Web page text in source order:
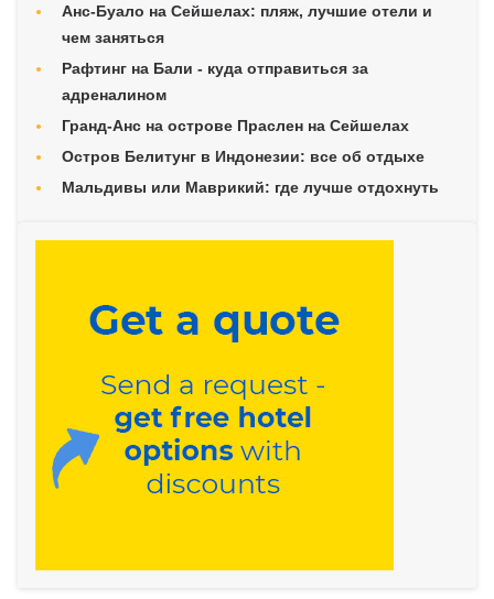
Анс-Буало на Сейшелах: пляж, лучшие отели и
чем заняться
Рафтинг на Бали - куда отправиться за
адреналином
Гранд-Анс на острове Праслен на Сейшелах
Остров Белитунг в Индонезии: все об отдыхе
Мальдивы или Маврикий: где лучше отдохнуть